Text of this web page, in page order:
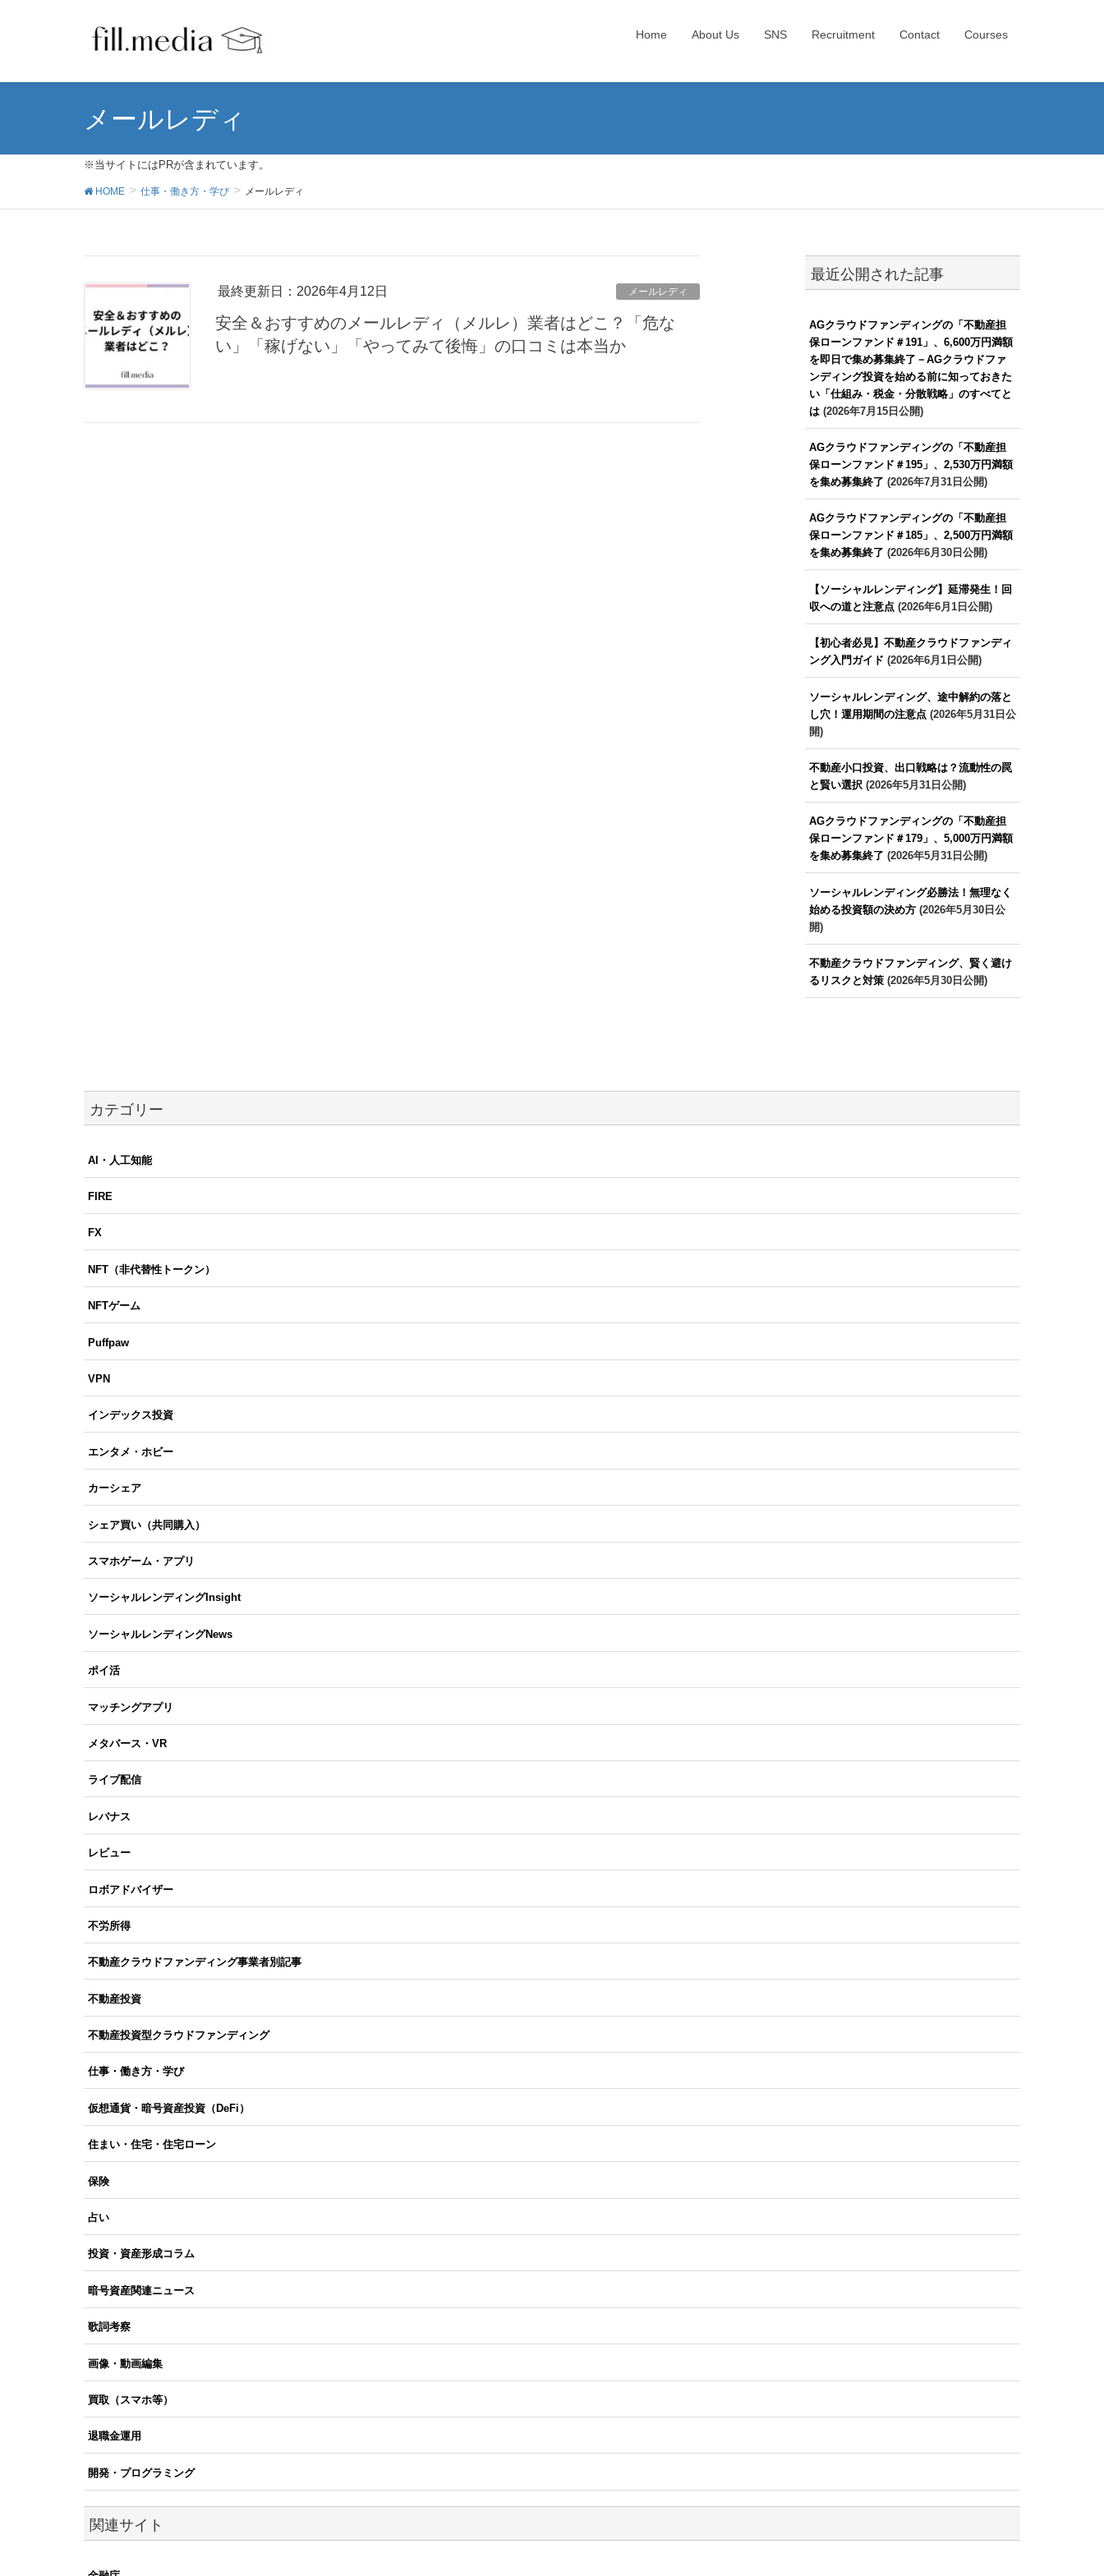
Home About Us SNS Recruitment Contact Courses
メールレディ
※当サイトにはPRが含まれています。
HOME 仕事・働き方・学び メールレディ
最終更新日：2026年4月12日 メールレディ
安全＆おすすめのメールレディ（メルレ）業者はどこ？「危な
い」「稼げない」「やってみて後悔」の口コミは本当か
最近公開された記事
AGクラウドファンディングの「不動産担
保ローンファンド＃191」、6,600万円満額
を即日で集め募集終了－AGクラウドファ
ンディング投資を始める前に知っておきた
い「仕組み・税金・分散戦略」のすべてと
は(2026年7月15日公開)
AGクラウドファンディングの「不動産担
保ローンファンド＃195」、2,530万円満額
を集め募集終了 (2026年7月31日公開)
AGクラウドファンディングの「不動産担
保ローンファンド＃185」、2,500万円満額
を集め募集終了 (2026年6月30日公開)
【ソーシャルレンディング】延滞発生！回
収への道と注意点(2026年6月1日公開)
【初心者必見】不動産クラウドファンディ
ング入門ガイド (2026年6月1日公開)
ソーシャルレンディング、途中解約の落と
し穴！運用期間の注意点(2026年5月31日公
開)
不動産小口投資、出口戦略は？流動性の罠
と賢い選択(2026年5月31日公開)
AGクラウドファンディングの「不動産担
保ローンファンド＃179」、5,000万円満額
を集め募集終了 (2026年5月31日公開)
ソーシャルレンディング必勝法！無理なく
始める投資額の決め方(2026年5月30日公
開)
不動産クラウドファンディング、賢く避け
るリスクと対策(2026年5月30日公開)
カテゴリー
AI・人工知能
FIRE
FX
NFT（非代替性トークン）
NFTゲーム
Puffpaw
VPN
インデックス投資
エンタメ・ホビー
カーシェア
シェア買い（共同購入）
スマホゲーム・アプリ
ソーシャルレンディングInsight
ソーシャルレンディングNews
ポイ活
マッチングアプリ
メタバース・VR
ライブ配信
レバナス
レビュー
ロボアドバイザー
不労所得
不動産クラウドファンディング事業者別記事
不動産投資
不動産投資型クラウドファンディング
仕事・働き方・学び
仮想通貨・暗号資産投資（DeFi）
住まい・住宅・住宅ローン
保険
占い
投資・資産形成コラム
暗号資産関連ニュース
歌詞考察
画像・動画編集
買取（スマホ等）
退職金運用
開発・プログラミング
関連サイト